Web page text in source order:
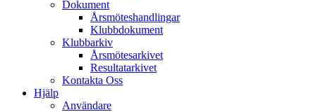
Dokument
Årsmöteshandlingar
Klubbdokument
Klubbarkiv
Årsmötesarkivet
Resultatarkivet
Kontakta Oss
Hjälp
Användare